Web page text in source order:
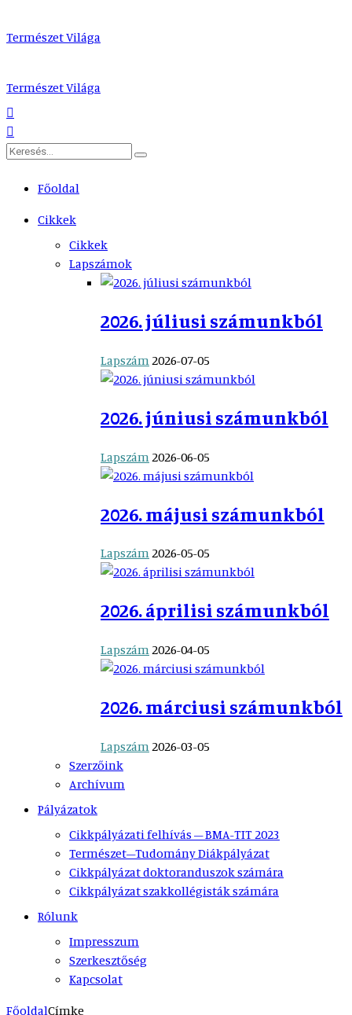
Természet Világa
Természet Világa
Főoldal
Cikkek
Cikkek
Lapszámok
2026. júliusi számunkból
Lapszám 2026-07-05
2026. júniusi számunkból
Lapszám 2026-06-05
2026. májusi számunkból
Lapszám2026-05-05
2026. áprilisi számunkból
Lapszám2026-04-05
2026. márciusi számunkból
Lapszám2026-03-05
Szerzőink
Archívum
Pályázatok
Cikkpályázati felhívás – BMA-TIT 2023
Természet–Tudomány Diákpályázat
Cikkpályázat doktoranduszok számára
Cikkpályázat szakkollégisták számára
Rólunk
Impresszum
Szerkesztőség
Kapcsolat
FőoldalCímke